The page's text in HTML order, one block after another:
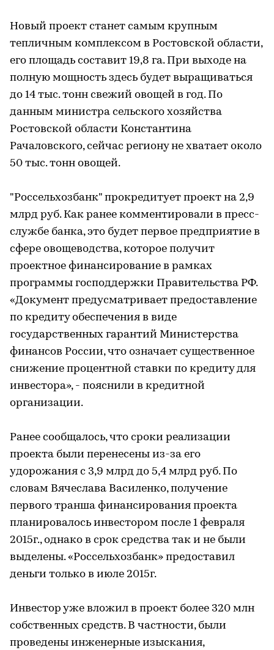
Новый проект станет самым крупным
тепличным комплексом в Ростовской области,
его площадь составит 19,8 га. При выходе на
полную мощность здесь будет выращиваться
до 14 тыс. тонн свежий овощей в год. По
данным министра сельского хозяйства
Ростовской области Константина
Рачаловского, сейчас региону не хватает около
50 тыс. тонн овощей.
"Россельхозбанк" прокредитует проект на 2,9
млрд руб. Как ранее комментировали в пресс-
службе банка, это будет первое предприятие в
сфере овощеводства, которое получит
проектное финансирование в рамках
программы господдержки Правительства РФ.
«Документ предусматривает предоставление
по кредиту обеспечения в виде
государственных гарантий Министерства
финансов России, что означает существенное
снижение процентной ставки по кредиту для
инвестора», - пояснили в кредитной
организации.
Ранее сообщалось, что сроки реализации
проекта были перенесены из-за его
удорожания с 3,9 млрд до 5,4 млрд руб. По
словам Вячеслава Василенко, получение
первого транша финансирования проекта
планировалось инвестором после 1 февраля
2015г., однако в срок средства так и не были
выделены. «Россельхозбанк» предоставил
деньги только в июле 2015г.
Инвестор уже вложил в проект более 320 млн
собственных средств. В частности, были
проведены инженерные изыскания,